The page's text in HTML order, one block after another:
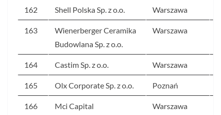
162 Shell Polska Sp. z o.o. Warszawa
163
Wienerberger Ceramika
Budowlana Sp. z o.o.
Warszawa
164 Castim Sp. z o.o. Warszawa
165 Olx Corporate Sp. z o.o. Poznań
166
Mci Capital
Warszawa